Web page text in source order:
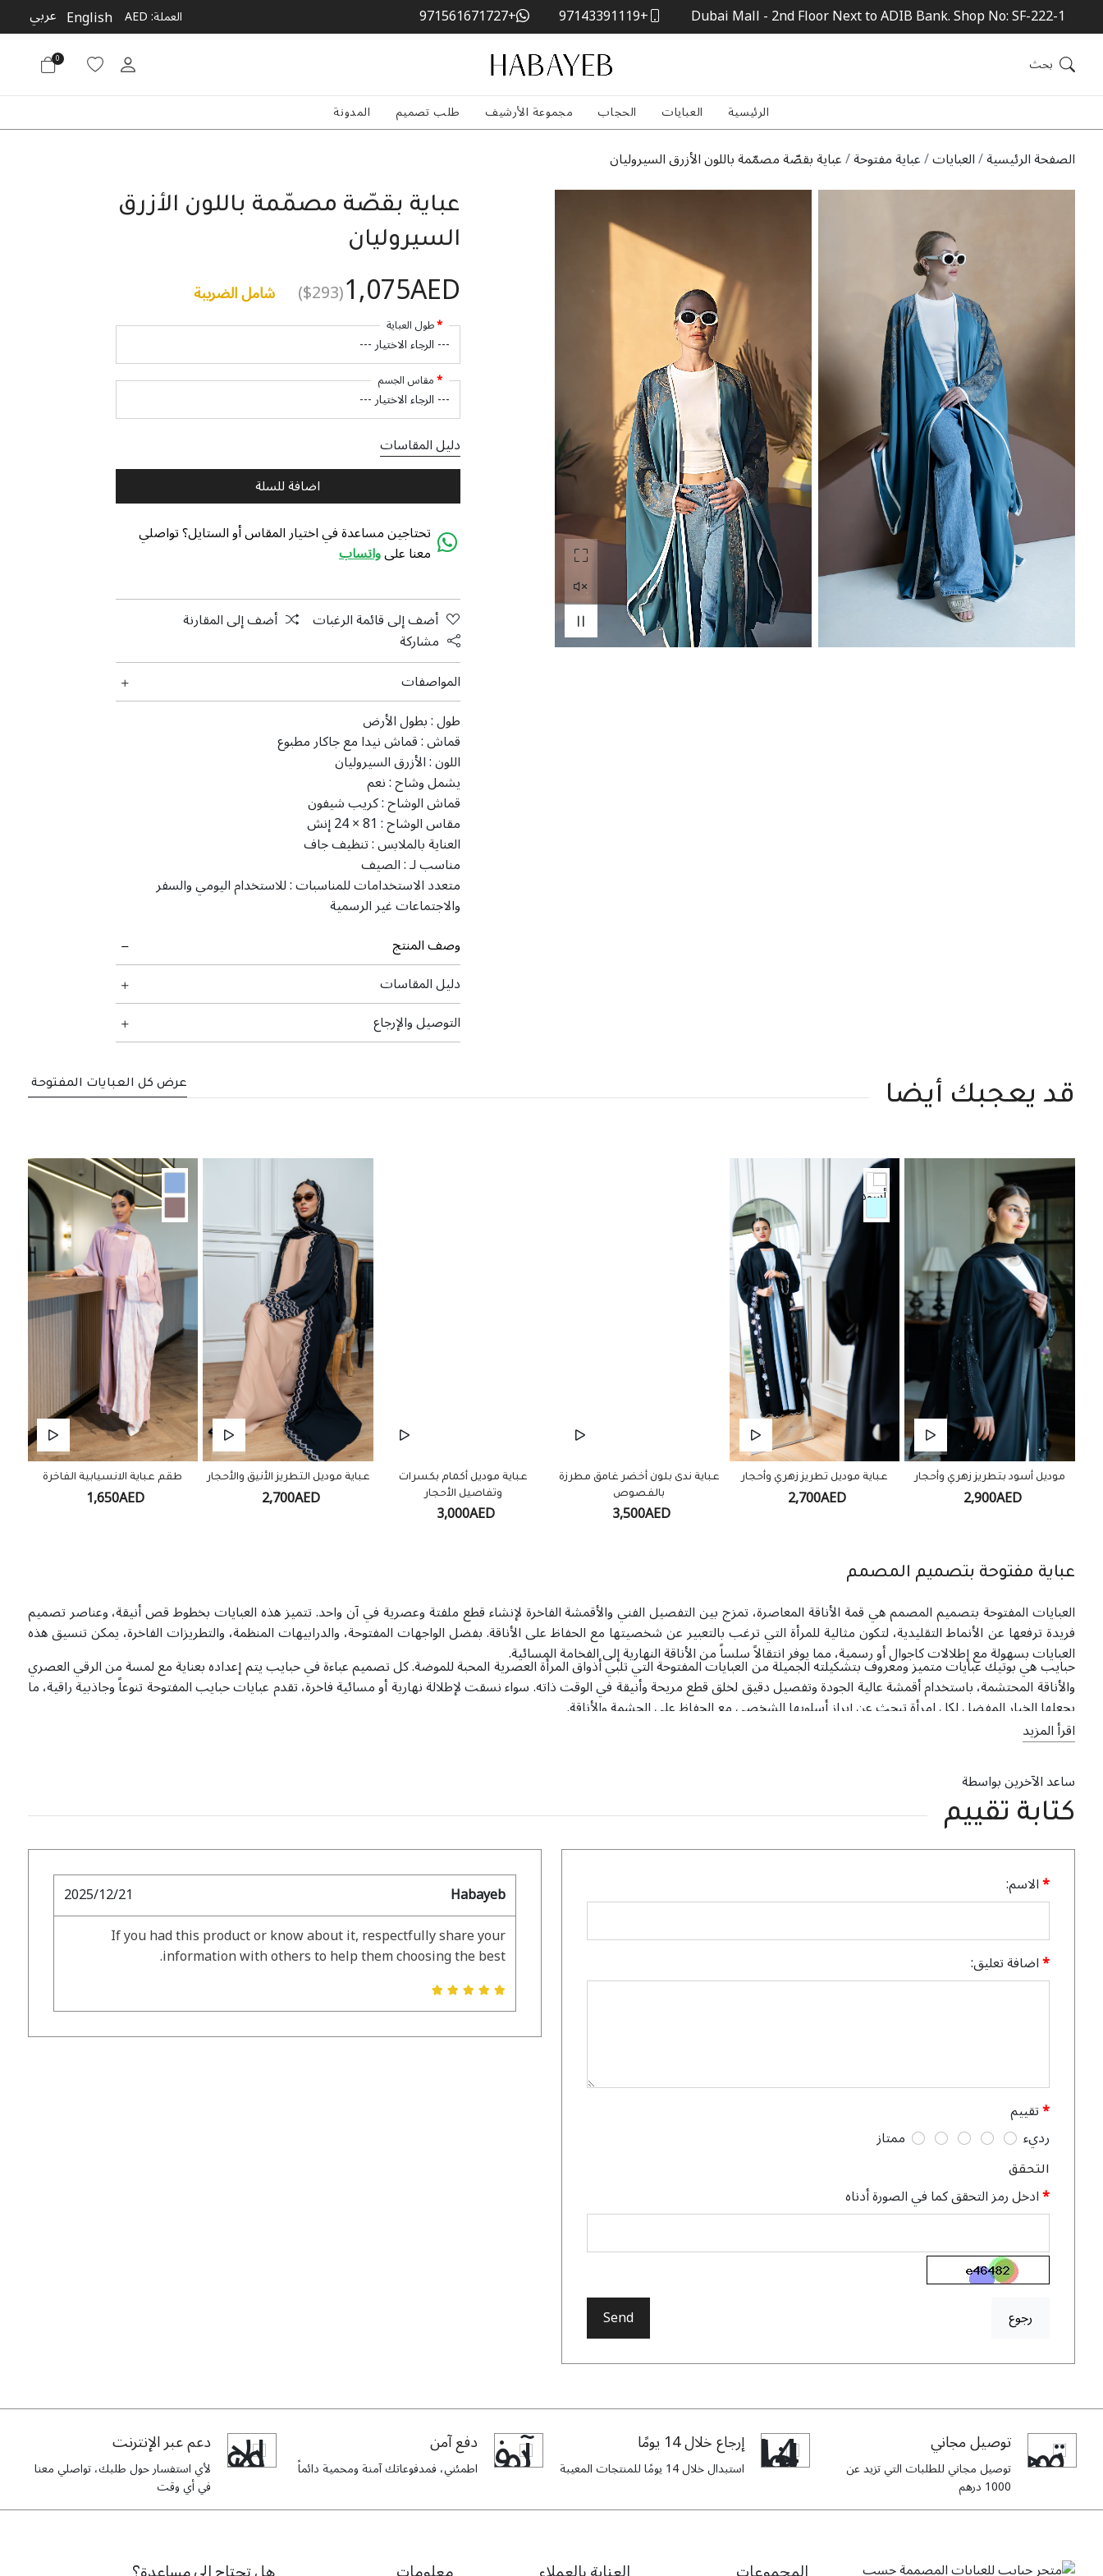
Dubai Mall - 2nd Floor Next to ADIB Bank. Shop No: SF-222-1
+97143391119
+971561671727 العملة:AED
English عربي
بحث 0
الرئيسية العبايات الحجاب مجموعة الأرشيف طلب تصميم المدونة
الصفحة الرئيسية العبايات عباية مفتوحة عباية بقصّة مصمّمة باللون الأزرق السيروليان
عباية بقصّة مصمّمة باللون الأزرق
السيروليان
1,075AED
($293) شامل الضريبة
طول العباية
مقاس الجسم
دليل المقاسات
اضافة للسلة
تحتاجين مساعدة في اختيار المقاس أو الستايل؟ تواصلي
معنا علىواتساب
أضف إلى قائمة الرغبات أضف إلى المقارنة
مشاركة
المواصفات
طول :بطول الأرض
قماش :قماش نيدا مع جاكار مطبوع
اللون :الأزرق السيروليان
يشمل وشاح :نعم
قماش الوشاح :كريب شيفون
مقاس الوشاح :‎24 × 81 إنش
العناية بالملابس :تنظيف جاف
مناسب لـ :الصيف
متعدد الاستخدامات للمناسبات :للاستخدام اليومي والسفر
والاجتماعات غير الرسمية
وصف المنتج
دليل المقاسات
التوصيل والإرجاع
قد يعجبك أيضا عرض كل العبايات المفتوحة
طقم عباية الانسيابية الفاخرة
1,650AED
عباية موديل التطريز الأنيق والأحجار
2,700AED
عباية موديل أكمام بكسرات
وتفاصيل الأحجار
3,000AED
عباية ندى بلون أخضر غامق مطرزة
بالفصوص
3,500AED
عباية موديل تطريز زهري وأحجار
2,700AED
موديل أسود بتطريز زهري وأحجار
2,900AED
عباية مفتوحة بتصميم المصمم
العبايات المفتوحة بتصميم المصمم هي قمة الأناقة المعاصرة، تمزج بين التفصيل الفني والأقمشة الفاخرة لإنشاء قطع ملفتة وعصرية في آن واحد. تتميز هذه العبايات بخطوط قص أنيقة، وعناصر تصميم
فريدة ترفعها عن الأنماط التقليدية، لتكون مثالية للمرأة التي ترغب بالتعبير عن شخصيتها مع الحفاظ على الأناقة. بفضل الواجهات المفتوحة، والدرابيهات المنظمة، والتطريزات الفاخرة، يمكن تنسيق هذه
العبايات بسهولة مع إطلالات كاجوال أو رسمية، مما يوفر انتقالاً سلساً من الأناقة النهارية إلى الفخامة المسائية.
حبايب هي بوتيك عبايات متميز ومعروف بتشكيلته الجميلة من العبايات المفتوحة التي تلبي أذواق المرأة العصرية المحبة للموضة. كل تصميم عباءة في حبايب يتم إعداده بعناية مع لمسة من الرقي العصري
والأناقة المحتشمة، باستخدام أقمشة عالية الجودة وتفصيل دقيق لخلق قطع مريحة وأنيقة في الوقت ذاته. سواء نسقت لإطلالة نهارية أو مسائية فاخرة، تقدم عبايات حبايب المفتوحة تنوعاً وجاذبية راقية، ما
يجعلها الخيار المفضل لكل امرأة تبحث عن إبراز أسلوبها الشخصي مع الحفاظ على الحشمة والأناقة.
اقرأ المزيد
ساعد الآخرين بواسطة
كتابة تقييم
الاسم:
اضافة تعليق:
تقييم
رديء
ممتاز
التحقق
ادخل رمز التحقق كما في الصورة أدناه
رجوع Send
Habayeb
2025/12/21
If you had this product or know about it, respectfully share your
information with others to help them choosing the best.
توصيل مجاني
توصيل مجاني للطلبات التي تزيد عن
1000 درهم
إرجاع خلال 14 يومًا
استبدال خلال 14 يومًا للمنتجات المعيبة
دفع آمن
اطمئني، فمدفوعاتك آمنة ومحمية دائماً
دعم عبر الإنترنت
لأي استفسار حول طلبك، تواصلي معنا
في أي وقت
العناية بالعملاء معلومات هل تحتاج إلى مساعدة؟ المجموعات